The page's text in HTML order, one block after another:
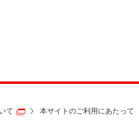
て
本サイトのご利用にあたって